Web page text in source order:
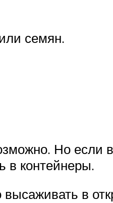
семян.
Но если
в контейнеры.
в